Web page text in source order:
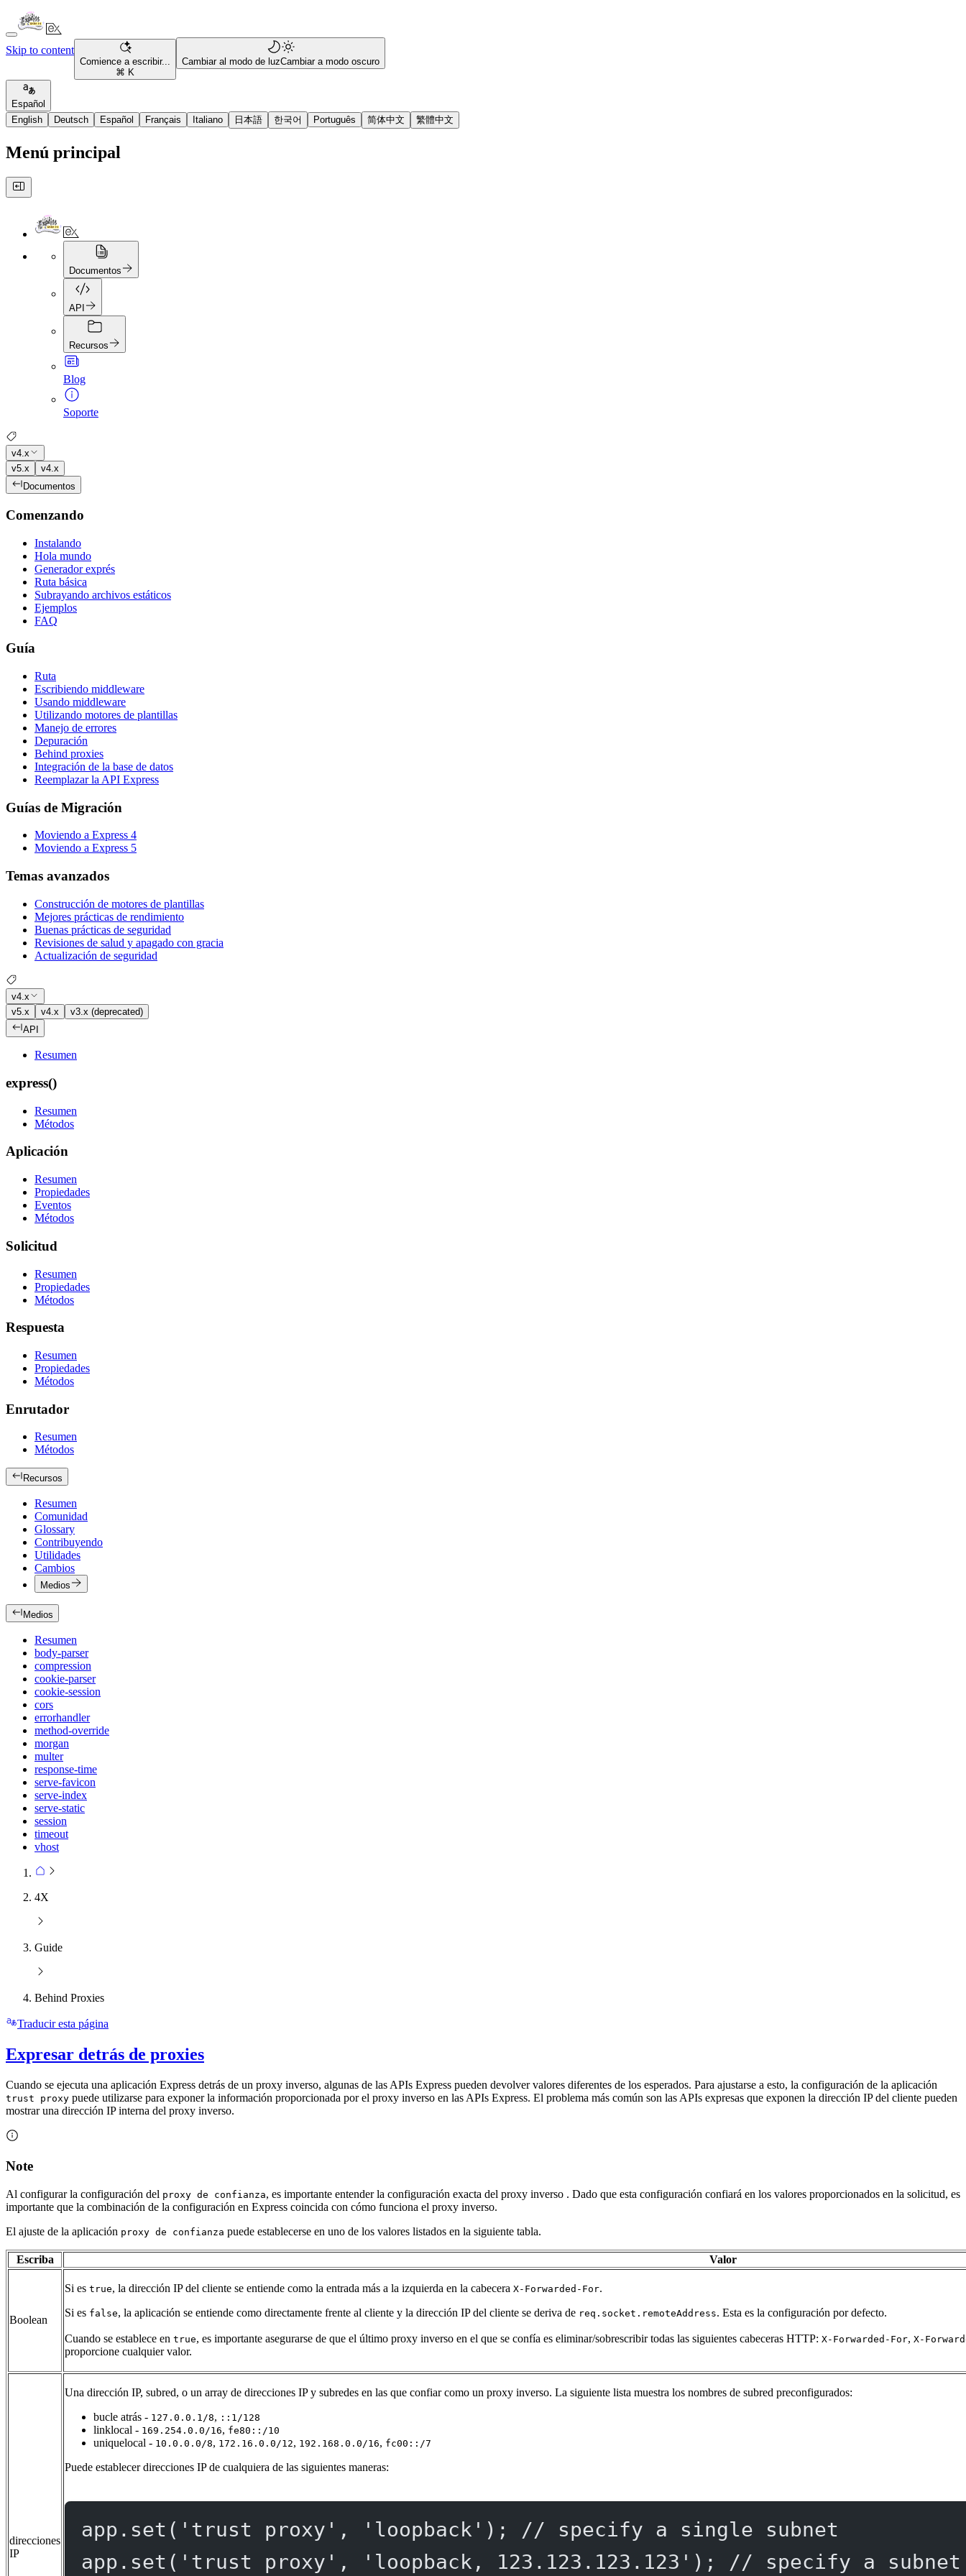
Skip to content
Comience a escribir...
⌘ K
Cambiar al modo de luzCambiar a modo oscuro
Español
English
Deutsch Español Français Italiano 日本語 한국어 Português 简体中文 繁體中文
Menú principal
Documentos
API
Recursos
Blog
Soporte
v4.x
v5.x
v4.x
Documentos
Comenzando
Instalando
Hola mundo
Generador exprés
Ruta básica
Subrayando archivos estáticos
Ejemplos
FAQ
Guía
Ruta
Escribiendo middleware
Usando middleware
Utilizando motores de plantillas
Manejo de errores
Depuración
Behind proxies
Integración de la base de datos
Reemplazar la API Express
Guías de Migración
Moviendo a Express 4
Moviendo a Express 5
Temas avanzados
Construcción de motores de plantillas
Mejores prácticas de rendimiento
Buenas prácticas de seguridad
Revisiones de salud y apagado con gracia
Actualización de seguridad
v4.x
v5.x
v4.x
v3.x (deprecated)
API
Resumen
express()
Resumen
Métodos
Aplicación
Resumen
Propiedades
Eventos
Métodos
Solicitud
Resumen
Propiedades
Métodos
Respuesta
Resumen
Propiedades
Métodos
Enrutador
Resumen
Métodos
Recursos
Resumen
Comunidad
Glossary
Contribuyendo
Utilidades
Cambios
Medios
Medios
Resumen
body-parser
compression
cookie-parser
cookie-session
cors
errorhandler
method-override
morgan
multer
response-time
serve-favicon
serve-index
serve-static
session
timeout
vhost
4X
Guide
Behind Proxies
Traducir esta página
Expresar detrás de proxies
Cuando se ejecuta una aplicación Express detrás de un proxy inverso, algunas de las APIs Express pueden devolver valores diferentes de los esperados. Para ajustarse a esto, la configuración de la aplicación
trust proxy puede utilizarse para exponer la información proporcionada por el proxy inverso en las APIs Express. El problema más común son las APIs expresas que exponen la dirección IP del cliente pueden
mostrar una dirección IP interna del proxy inverso.
Note
Al configurar la configuración del proxy de confianza, es importante entender la configuración exacta del proxy inverso . Dado que esta configuración confiará en los valores proporcionados en la solicitud, es
importante que la combinación de la configuración en Express coincida con cómo funciona el proxy inverso.
El ajuste de la aplicación proxy de confianza puede establecerse en uno de los valores listados en la siguiente tabla.
Escriba Valor
Boolean
Si es true, la dirección IP del cliente se entiende como la entrada más a la izquierda en la cabecera X-Forwarded-For.
Si es false, la aplicación se entiende como directamente frente al cliente y la dirección IP del cliente se deriva de req.socket.remoteAddress. Esta es la configuración por defecto.
Cuando se establece en true, es importante asegurarse de que el último proxy inverso en el que se confía es eliminar/sobrescribir todas las siguientes cabeceras HTTP: X-Forwarded-For, X-
proporcione cualquier valor.
direcciones
IP
Una dirección IP, subred, o un array de direcciones IP y subredes en las que confiar como un proxy inverso. La siguiente lista muestra los nombres de subred preconfigurados:
bucle atrás - 127.0.0.1/8, ::1/128
linklocal - 169.254.0.0/16, fe80::/10
uniquelocal - 10.0.0.0/8, 172.16.0.0/12, 192.168.0.0/16, fc00::/7
Puede establecer direcciones IP de cualquiera de las siguientes maneras:
app. set ( 'trust proxy' , 'loopback' );
// specify a single subnet
app. set ( 'trust proxy' , 'loopback, 123.123.123.123' ); // specify a subnet